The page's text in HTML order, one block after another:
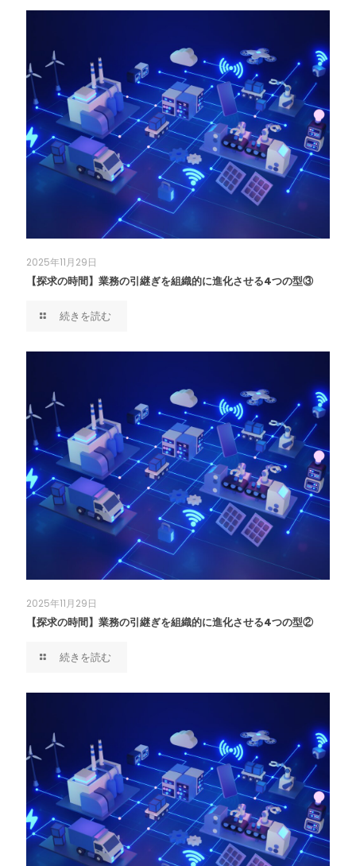
2025年11月29日
【探求の時間】業務の引継ぎを組織的に進化させる4つの型③
続きを読む
2025年11月29日
【探求の時間】業務の引継ぎを組織的に進化させる4つの型②
続きを読む